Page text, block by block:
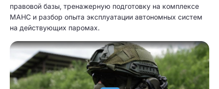
правовой базы, тренажерную подготовку на комплексе
МАНС и разбор опыта эксплуатации автономных систем
на действующих паромах.